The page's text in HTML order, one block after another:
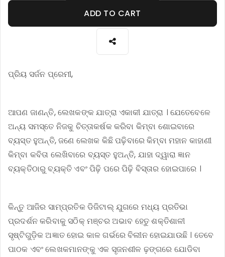
ADD TO CART
ପ୍ରିୟ ସର୍ଜନ ପ୍ରେମୀ,
ଆପଣ ଜାଣନ୍ତି, ଲେଖକଙ୍କ ଯାତ୍ରା ଏକାକୀ ଯାତ୍ରା । ଯେତେବେଳେ
ଅନ୍ୟ ସମସ୍ତେ ନିଜକୁ ଚିତ୍ତାକର୍ଷକ କରିବା କିମ୍ବା ଶୋଇବାରେ
ବ୍ୟସ୍ତ ହୁଅନ୍ତି, ଜଣେ ଲେଖକ କିଛି ପଢ଼ିବାରେ କିମ୍ବା ମହାନ କାହାଣୀ
କିମ୍ବା କବିତା ଲେଖିବାରେ ବ୍ୟସ୍ତ ହୁଅନ୍ତି, ଯାହା ଦ୍ୱାରା ଜ୍ଞାନ
ବ୍ୟକ୍ତିଠାରୁ ବ୍ୟକ୍ତି ଏବଂ ପିଢ଼ି ପରେ ପିଢ଼ି ବିସ୍ତାର ହୋଇପାରେ ।
କିନ୍ତୁ ଆଜିର ସାମ୍ପ୍ରତିକ ଡିଜିଟାଲ୍ ଯୁଗରେ ମଧ୍ୟ ପ୍ରତିଭା
ପ୍ରଦର୍ଶନ କରିବାକୁ ସଠିକ୍ ମଞ୍ଚର ଅଭାବ ହେତୁ ଶକ୍ତିଶାଳୀ
ସୃଷ୍ଟିଗୁଡ଼ିକ ଅଜ୍ଞାତ ହୋଇ କାଳ ଗର୍ଭରେ ବିଲୀନ ହୋଇଯାଉଛି । ତେବେ
ପାଠକ ଏବଂ ଲେଖକମାନଙ୍କୁ ଏକ ସୃଜନଶୀଳ ଢ଼ଙ୍ଗରେ ଯୋଡିବା